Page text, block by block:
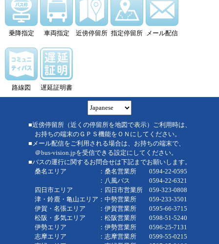
乗降指定 車両指定 近傍停留所 指定停留所 メール配信
路線図 遅延証明書
■近傍停留所（近くの停留所を地図で表示）ご利用時は、
お持ちの端末のＧＰＳ機能をＯＮにしてください。
■メール配信をご利用される場合は、お持ちの端末で、
＠bus-vision.jpを受信できる設定にしてください。
■バスの運行に関するお問合せは下記までお願いします。
桑名エリア ：桑名営業所 0594-22-0595
：八風バス 0594-22-6321
四日市エリア ：四日市営業所 059-323-0808
津・鈴鹿・亀山エリア：中勢営業所 059-233-3501
伊賀・名張エリア ：伊賀営業所 0595-66-3715
松阪・多気エリア ：松阪営業所 0598-51-5240
伊勢エリア ：伊勢営業所 0596-25-7131
志摩エリア ：志摩営業所 0599-55-0215